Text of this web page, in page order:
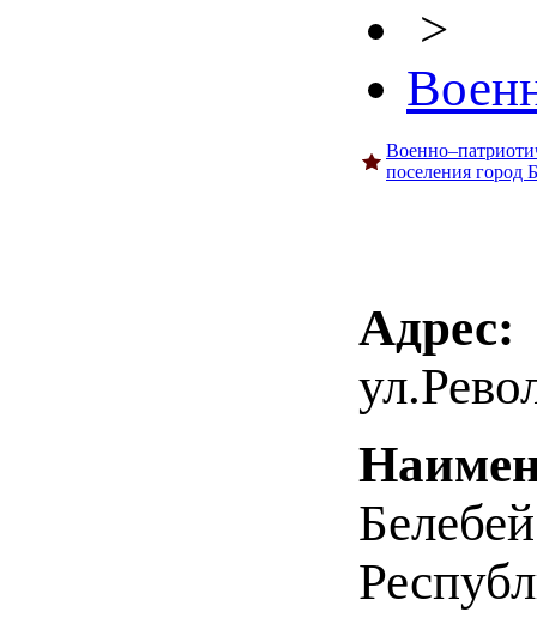
>
поселения город
Адрес: